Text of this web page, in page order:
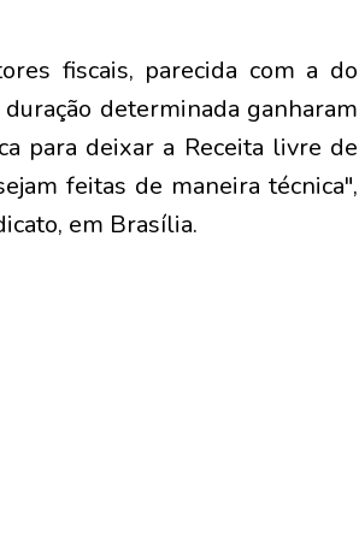
fiscais, parecida com a do
determinada ganharam
para deixar a Receita livre de
feitas de maneira técnica",
em Brasília.